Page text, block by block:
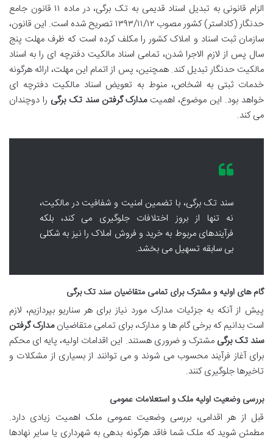
الزام قانونی به تبدیل اسناد قدیمی به تک برگی، در ماده ۱۱ قانون جامع
حدنگار (کاداستر) کشور مصوب ۱۳۹۳/۱۱/۱۲ تصریح شده است. این قانون،
سازمان ثبت اسناد و املاک کشور را مکلف کرده است که ظرف مهلت پنج
سال پس از لازم الاجرا شدن، تمامی اسناد مالکیت دفترچه ای را به اسناد
مالکیت حدنگار تبدیل کند. همچنین، پس از اتمام این مهلت، ارائه هرگونه
خدمات ثبتی به اشخاص، منوط به تعویض اسناد مالکیت دفترچه ای
خواهد بود. این موضوع، اهمیتمدارک گرفتن سند تک برگی را دوچندان
می کند.
سند تک برگی، با تضمین امنیت و شفافیت در مالکیت،
نه تنها از بروز اختلافات جلوگیری می کند، بلکه
فرآیندهای مربوط به خرید و فروش املاک را نیز به شکلی
بی سابقه تسهیل می بخشد.
گام های اولیه و مشترک برای تمامی متقاضیان سند تک برگی
پیش از آنکه به جزئیات مدارک مورد نیاز برای هر سناریو بپردازیم، لازم
است بدانیم که برخی گام ها و مدارک، برای تمامی متقاضیانمدارک گرفتن
سند تک برگی مشترک و ضروری هستند. این اقدامات اولیه، پایه ای محکم
برای آغاز فرآیند محسوب می شوند و می توانند از بسیاری از مشکلات و
تاخیرها جلوگیری کنند.
بررسی وضعیت اولیه ملک و استعلامات عمومی
قبل از هر اقدامی، بررسی وضعیت عمومی ملک اهمیت زیادی دارد.
مطمئن شوید که ملک شما فاقد هرگونه بدهی به شهرداری یا سایر نهادها